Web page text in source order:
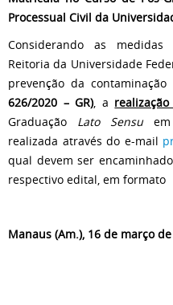
Processual Civil da
Considerando as
Reitoria da Universidade
prevenção da contaminação
626/2020 – GR), a
Graduação Lato Sensuem
realizada através do e-mail
qual devem ser
respectivo edital, em
Manaus (Am.), 16 de março